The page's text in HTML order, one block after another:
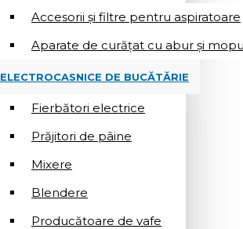
Accesorii și filtre pentru aspiratoare
Aparate de curățat cu abur și
ELECTROCASNICE DE BUCĂTĂRIE
Fierbători electrice
Prăjitori de pâine
Mixere
Blendere
Producătoare de vafe